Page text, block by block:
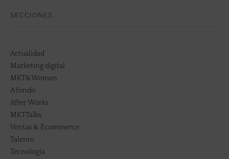
SECCIONES
Actualidad
Marketing digital
MKT&Women
A fondo
After Works
MKTTalks
Ventas & Ecommerce
Talento
Tecnología